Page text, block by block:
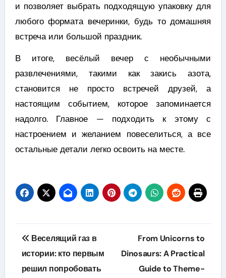
и позволяет выбрать подходящую упаковку для
любого формата вечеринки, будь то домашняя
встреча или большой праздник.
В итоге, весёлый вечер с необычными
развлечениями, такими как закись азота,
становится не просто встречей друзей, а
настоящим событием, которое запоминается
надолго. Главное — подходить к этому с
настроением и желанием повеселиться, а все
остальные детали легко освоить на месте.
Post
navigation
Веселящий газ в
истории: кто первым
решил попробовать
From Unicorns to
Dinosaurs: A Practical
Guide to Theme-